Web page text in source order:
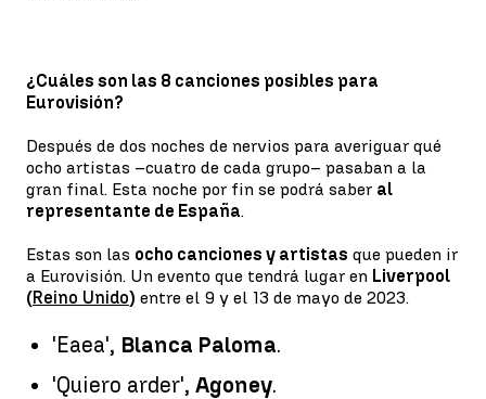
¿Cuáles son las 8 canciones posibles para
Eurovisión?
Después de dos noches de nervios para averiguar qué
ocho artistas –cuatro de cada grupo– pasaban a la
gran final. Esta noche por fin se podrá saber al
representante de España.
Estas son las ocho canciones y artistas que pueden ir
a Eurovisión. Un evento que tendrá lugar en Liverpool
(Reino Unido) entre el 9 y el 13 de mayo de 2023.
'Eaea', Blanca Paloma.
'Quiero arder', Agoney.